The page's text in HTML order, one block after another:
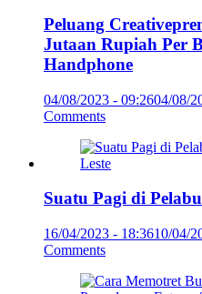
Peluang
Jutaan Rupiah Per
Handphone
04/08/2023 - 09:2604/08/
Comments
Suatu Pagi di
16/04/2023 - 18:3610/04/
Comments